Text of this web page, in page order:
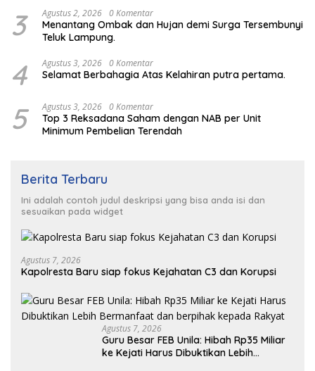
3 Agustus 2, 2026 0 Komentar
Menantang Ombak dan Hujan demi Surga Tersembunyi
Teluk Lampung.
4 Agustus 3, 2026 0 Komentar
Selamat Berbahagia Atas Kelahiran putra pertama.
5 Agustus 3, 2026 0 Komentar
Top 3 Reksadana Saham dengan NAB per Unit
Minimum Pembelian Terendah
Berita Terbaru
Ini adalah contoh judul deskripsi yang bisa anda isi dan
sesuaikan pada widget
Agustus 7, 2026
Kapolresta Baru siap fokus Kejahatan C3 dan Korupsi
Agustus 7, 2026
Guru Besar FEB Unila: Hibah Rp35 Miliar
ke Kejati Harus Dibuktikan Lebih